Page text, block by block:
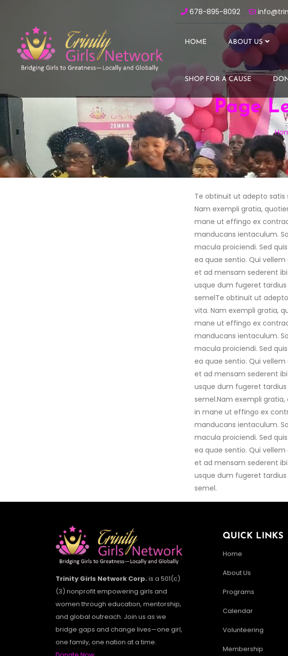
678-895-8092
HOME ABOUT US
SHOP FOR A CAUSE
Page
Te obtinuit ut adepto satis
Nam exempli gratia,
mane ut effingo ex
manducans ientaculum.
macula proiciendi. Sed
ea quae sentio. Qui
et ad mensam sederent
usque dum fugeret
semelTe obtinuit ut
vita. Nam exempli gratia,
mane ut effingo ex
manducans ientaculum.
macula proiciendi. Sed
ea quae sentio. Qui
et ad mensam sederent
usque dum fugeret
semel.Nam exempli
in mane ut effingo ex
manducans ientaculum.
macula proiciendi. Sed
ea quae sentio. Qui
et ad mensam sederent
usque dum fugeret
semel.
Trinity Girls Network Corp. is a 501(c)
(3) nonprofit empowering girls and
women through education, mentorship,
and global outreach. Join us as we
bridge gaps and change lives—one girl,
one family, one nation at a time.
QUICK LINKS
Home
About Us
Programs
Calendar
Volunteering
Membership